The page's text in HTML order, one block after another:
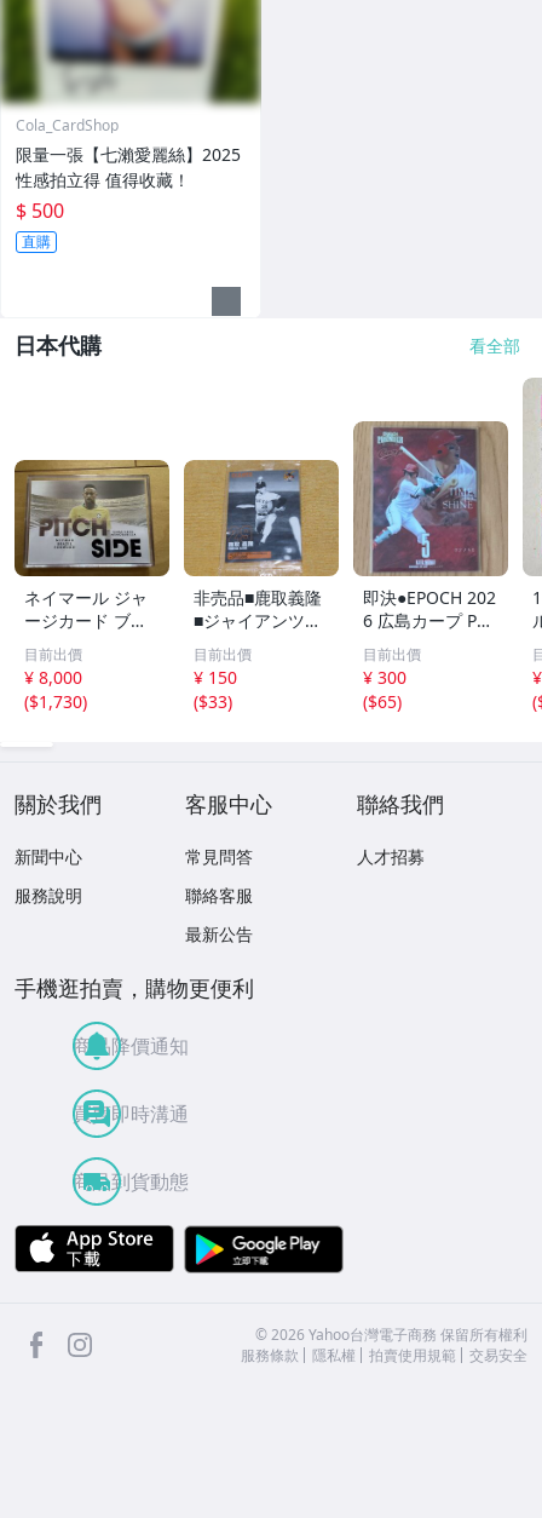
Cola_CardShop
限量一張【七瀨愛麗絲】2025
性感拍立得 值得收藏！
$ 500
直購
日本代購 看全部
ネイマール ジャ
ージカード ブラ
ジル
目前出價
¥ 8,000
($1,730)
非売品■鹿取義隆
■ジャイアンツOB
カード■2013 読
売巨人軍 球団配
布プレゼント・新
品未開封■読売ジ
目前出價
¥ 150
($33)
即決●EPOCH 202
6 広島カープ PRE
MIER EDITION
小園海斗 /50枚限
定 インサートカ
ード TIME TO SH
目前出價
¥ 300
($65)
(
關於我們
新聞中心
服務說明
客服中心
常見問答
聯絡客服
最新公告
聯絡我們
人才招募
手機逛拍賣，購物更便利
商品降價通知
買賣即時溝通
商品到貨動態
APP Store
facebook ©2026 Yahoo台灣電子商務 保留所有權利
服務條款
隱私權 拍賣使用規範 交易安全